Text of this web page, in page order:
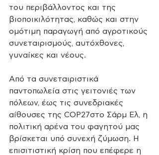
του περιβάλλοντος και της
βιοποικιλότητας, καθώς και στην
ομότιμη παραγωγή από αγροτικούς
συνεταιρισμούς, αυτόχθονες,
γυναίκες και νέους.
Από τα συνεταιριστικά
παντοπωλεία στις γειτονιές των
πόλεων, έως τις συνεδριακές
αίθουσες της COP27στο Σάρμ Ελ, η
πολιτική αρένα του φαγητού μας
βρίσκεται υπό συνεχή ζύμωση. Η
επισιτιστική κρίση που επέφερε η